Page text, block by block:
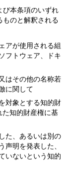
び本条項のいずれ
ものと解釈される
アが使用される組
フトウェア、ドキ
はその他の名称若
に関して
対象とする知的財
知的財産権に基
た、あるいは別の
明を発表した、
いないという知的